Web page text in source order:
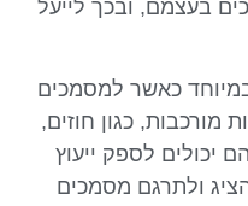
בעצמם, ובכך לייעל
במיוחד כאשר למסמכים
כגון חוזים,
יכולים לספק ייעוץ
ולתרגם מסמכים